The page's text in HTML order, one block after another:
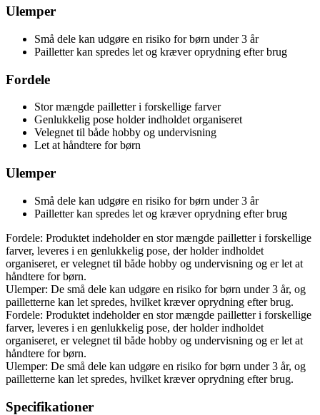
Ulemper
Små dele kan udgøre en risiko for børn under 3 år
Pailletter kan spredes let og kræver oprydning efter brug
Fordele
Stor mængde pailletter i forskellige farver
Genlukkelig pose holder indholdet organiseret
Velegnet til både hobby og undervisning
Let at håndtere for børn
Ulemper
Små dele kan udgøre en risiko for børn under 3 år
Pailletter kan spredes let og kræver oprydning efter brug
Fordele: Produktet indeholder en stor mængde pailletter i forskellige
farver, leveres i en genlukkelig pose, der holder indholdet
organiseret, er velegnet til både hobby og undervisning og er let at
håndtere for børn.
Ulemper: De små dele kan udgøre en risiko for børn under 3 år, og
pailletterne kan let spredes, hvilket kræver oprydning efter brug.
Fordele: Produktet indeholder en stor mængde pailletter i forskellige
farver, leveres i en genlukkelig pose, der holder indholdet
organiseret, er velegnet til både hobby og undervisning og er let at
håndtere for børn.
Ulemper: De små dele kan udgøre en risiko for børn under 3 år, og
pailletterne kan let spredes, hvilket kræver oprydning efter brug.
Specifikationer